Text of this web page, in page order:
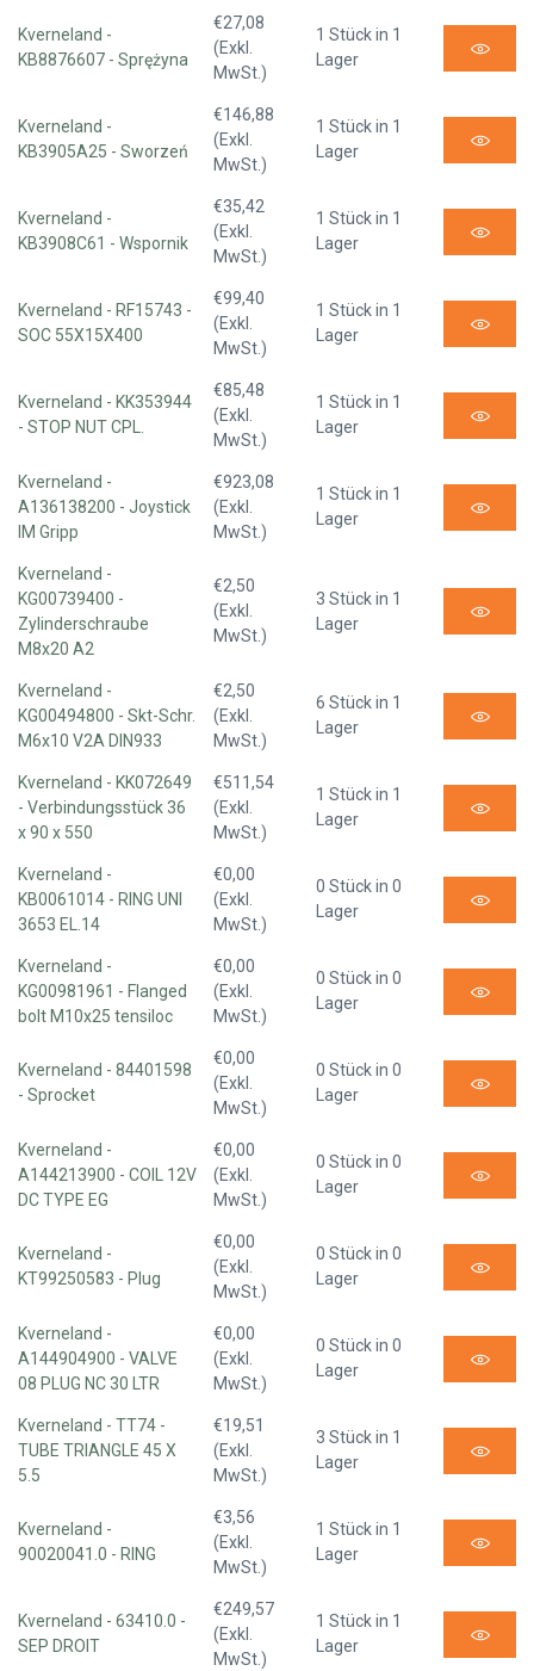
Kverneland -
KB8876607 - Sprężyna
€27,08
(Exkl.
MwSt.)
1 Stück in 1
Lager
Kverneland -
KB3905A25 - Sworzeń
€146,88
(Exkl.
MwSt.)
1 Stück in 1
Lager
Kverneland -
KB3908C61 - Wspornik
€35,42
(Exkl.
MwSt.)
1 Stück in 1
Lager
Kverneland - RF15743 -
SOC 55X15X400
€99,40
(Exkl.
MwSt.)
1 Stück in 1
Lager
Kverneland - KK353944
- STOP NUT CPL.
€85,48
(Exkl.
MwSt.)
1 Stück in 1
Lager
Kverneland -
A136138200 - Joystick
IM Gripp
€923,08
(Exkl.
MwSt.)
1 Stück in 1
Lager
Kverneland -
KG00739400 -
Zylinderschraube
M8x20 A2
€2,50
(Exkl.
MwSt.)
3 Stück in 1
Lager
Kverneland -
KG00494800 - Skt-Schr.
M6x10 V2A DIN933
€2,50
(Exkl.
MwSt.)
6 Stück in 1
Lager
Kverneland - KK072649
- Verbindungsstück 36
x 90 x 550
€511,54
(Exkl.
MwSt.)
1 Stück in 1
Lager
Kverneland -
KB0061014 - RING UNI
3653 EL.14
€0,00
(Exkl.
MwSt.)
0 Stück in 0
Lager
Kverneland -
KG00981961 - Flanged
bolt M10x25 tensiloc
€0,00
(Exkl.
MwSt.)
0 Stück in 0
Lager
Kverneland - 84401598
- Sprocket
€0,00
(Exkl.
MwSt.)
0 Stück in 0
Lager
Kverneland -
A144213900 - COIL 12V
DC TYPE EG
€0,00
(Exkl.
MwSt.)
0 Stück in 0
Lager
Kverneland -
KT99250583 - Plug
€0,00
(Exkl.
MwSt.)
0 Stück in 0
Lager
Kverneland -
A144904900 - VALVE
08 PLUG NC 30 LTR
€0,00
(Exkl.
MwSt.)
0 Stück in 0
Lager
Kverneland - TT74 -
TUBE TRIANGLE 45 X
5.5
€19,51
(Exkl.
MwSt.)
3 Stück in 1
Lager
Kverneland -
90020041.0 - RING
€3,56
(Exkl.
MwSt.)
1 Stück in 1
Lager
Kverneland - 63410.0 -
SEP DROIT
€249,57
(Exkl.
MwSt.)
1 Stück in 1
Lager